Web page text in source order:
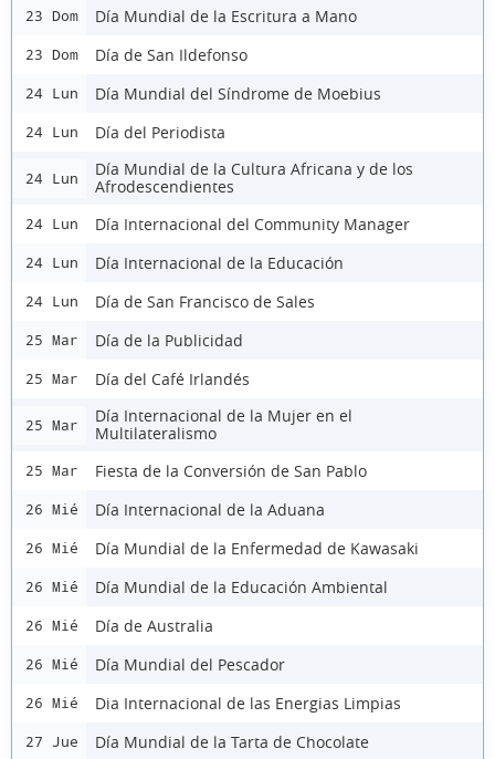
23 Dom Día Mundial de la Escritura a Mano
23 Dom Día de San Ildefonso
24 Lun Día Mundial del Síndrome de Moebius
24 Lun Día del Periodista
24 Lun
Día Mundial de la Cultura Africana y de los
Afrodescendientes
24 Lun Día Internacional del Community Manager
24 Lun Día Internacional de la Educación
24 Lun Día de San Francisco de Sales
25 Mar Día de la Publicidad
25 Mar Día del Café Irlandés
25 Mar
Día Internacional de la Mujer en el
Multilateralismo
25 Mar Fiesta de la Conversión de San Pablo
26 Mié Día Internacional de la Aduana
26 Mié Día Mundial de la Enfermedad de Kawasaki
26 Mié Día Mundial de la Educación Ambiental
26 Mié Día de Australia
26 Mié Día Mundial del Pescador
26 Mié Dia Internacional de las Energias Limpias
27 Jue Día Mundial de la Tarta de Chocolate